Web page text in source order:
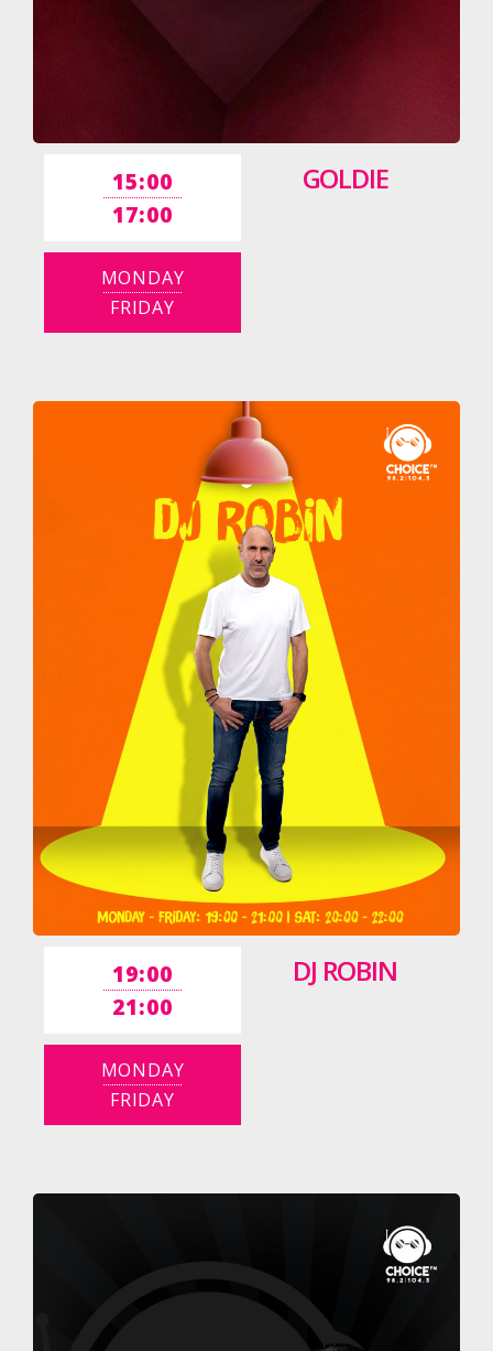
15:00
17:00
MONDAY
FRIDAY
GOLDIE
19:00
21:00
MONDAY
FRIDAY
DJ ROBIN